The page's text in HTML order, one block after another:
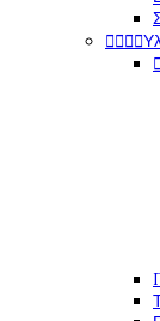
   
